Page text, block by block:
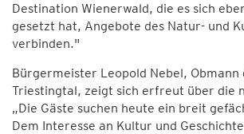
Destination Wienerwald, die es sich
gesetzt hat, Angebote des Natur- und
verbinden."
Bürgermeister Leopold Nebel, Obmann
Triestingtal, zeigt sich erfreut über die
„Die Gäste suchen heute ein breit
Dem Interesse an Kultur und